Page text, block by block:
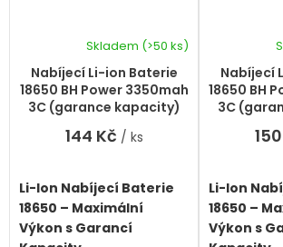
Nabíjecí Li-ion Baterie
18650 BH Power 3350mah
3C (garance kapacity)
Skladem (>50 ks)
144 Kč / ks
Li-Ion Nabíjecí Baterie
18650 – Maximální
Výkon s Garancí
Nabíjecí
18650 BH
3C
Li-Ion
18650 –
Výkon s